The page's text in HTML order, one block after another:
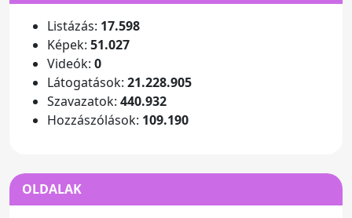
Listázás: 17.598
Képek: 51.027
Videók: 0
Látogatások: 21.228.905
Szavazatok: 440.932
Hozzászólások: 109.190
OLDALAK